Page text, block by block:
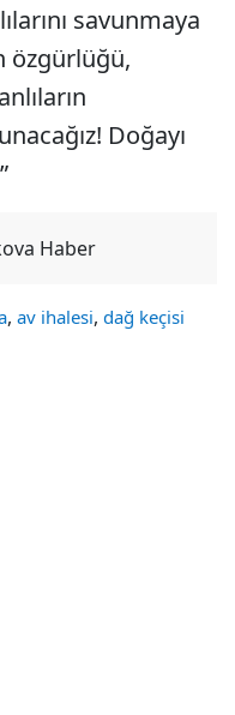
savunmaya
özgürlüğü,
Doğayı
Haber
, av ihalesi, dağ keçisi